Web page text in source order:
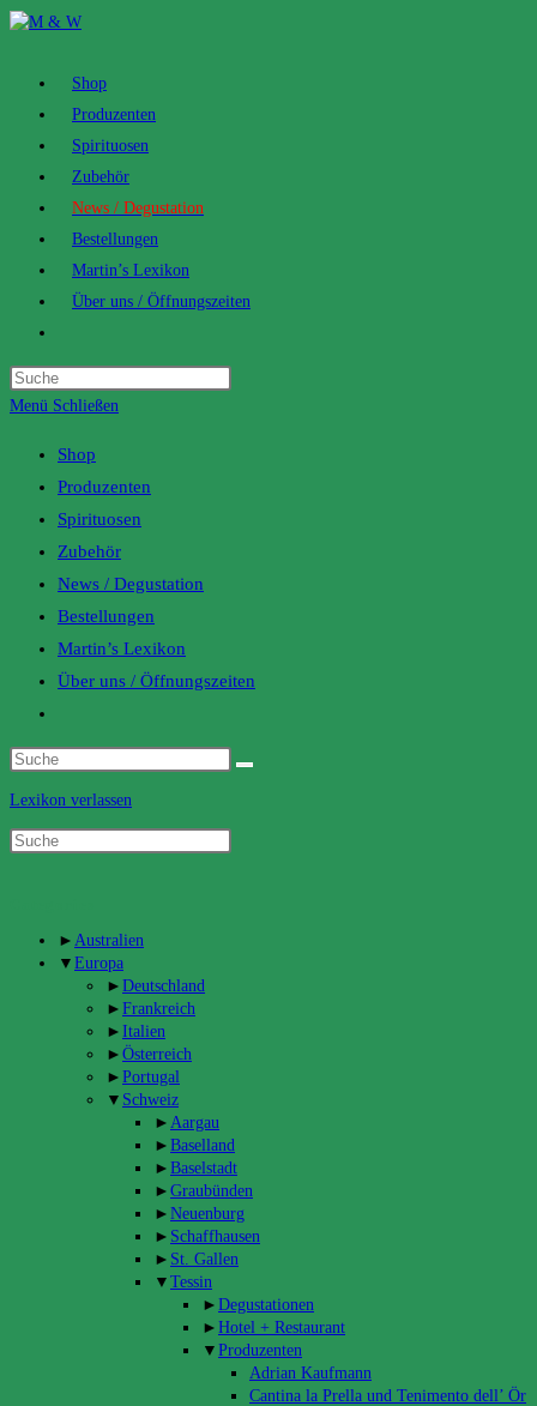
Zum
Shop
Produzenten
Spirituosen
Zubehör
News / Degustation
Bestellungen
Martin’s Lexikon
Über uns / Öffnungszeiten
website
search
Menü Schließen
Shop
Produzenten
Spirituosen
Zubehör
News / Degustation
Bestellungen
Martin’s Lexikon
Über uns / Öffnungszeiten
website
search
Lexikon verlassen
► Australien
▼ Europa
► Deutschland
► Frankreich
► Italien
► Österreich
► Portugal
▼ Schweiz
► Aargau
► Baselland
► Baselstadt
► Graubünden
► Neuenburg
► Schaffhausen
► St. Gallen
▼ Tessin
► Degustationen
► Hotel + Restaurant
▼ Produzenten
Adrian Kaufmann
Cantina la Prella und Tenimento dell’ Ör